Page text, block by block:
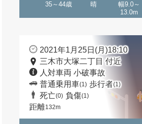
35～44歳 晴
幅9.0～
13.0m
2021年1月25日(月)18:10
三木市大塚二丁目 付近
人対車両 小破事故
普通乗用車(1) 歩行者(1)
死亡(0) 負傷(1)
距離132m